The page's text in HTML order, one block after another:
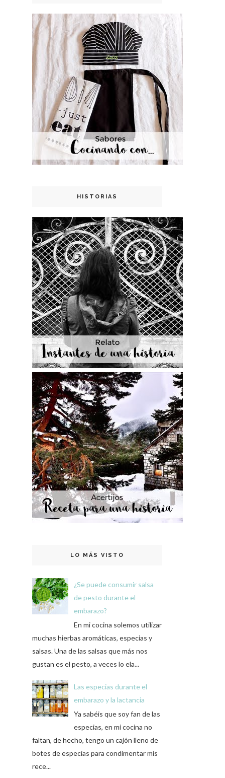
HISTORIAS
LO MÁS VISTO
¿Se puede consumir salsa
de pesto durante el
embarazo?
En mi cocina solemos utilizar
muchas hierbas aromáticas, especias y
salsas. Una de las salsas que más nos
gustan es el pesto, a veces lo ela...
Las especias durante el
embarazo y la lactancia
Ya sabéis que soy fan de las
especias, en mi cocina no
faltan, de hecho, tengo un cajón lleno de
botes de especias para condimentar mis
rece...